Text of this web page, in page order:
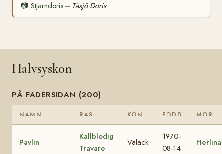
📷 Stjärndoris— Tåsjö Doris
Halvsyskon
PÅ FADERSIDAN (200)
NAMN RAS KÖN FÖDD MOR
Pavlin
Kallblodig
Travare
Valack
1970-
08-14
Herlina